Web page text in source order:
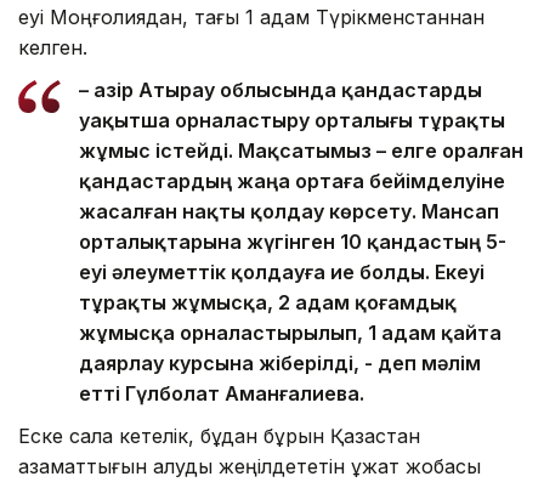
еуі Моңғолиядан, тағы 1 адам Түрікменстаннан
келген.
– Қазір Атырау облысында қандастарды
уақытша орналастыру орталығы тұрақты
жұмыс істейді. Мақсатымыз – елге оралған
қандастардың жаңа ортаға бейімделуіне
жасалған нақты қолдау көрсету. Мансап
орталықтарына жүгінген 10 қандастың 5-
еуі әлеуметтік қолдауға ие болды. Екеуі
тұрақты жұмысқа, 2 адам қоғамдық
жұмысқа орналастырылып, 1 адам қайта
даярлау курсына жіберілді, - деп мәлім
етті Гүлболат Аманғалиева.
Еске сала кетелік, бұдан бұрын Қазақстан
азаматтығын алуды жеңілдететін құжат жобасы